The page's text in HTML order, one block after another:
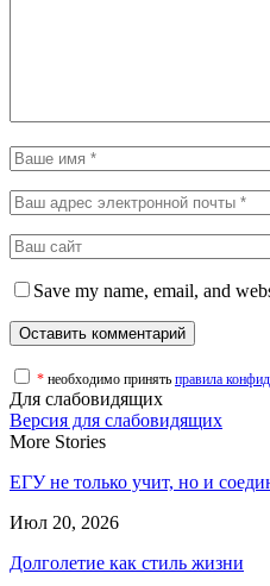
Save my name, email, and
* необходимо принять правила
Для слабовидящих
Версия для слабовидящих
More Stories
ЕГУ не только учит, но и
Июл 20, 2026
Долголетие как стиль жизни